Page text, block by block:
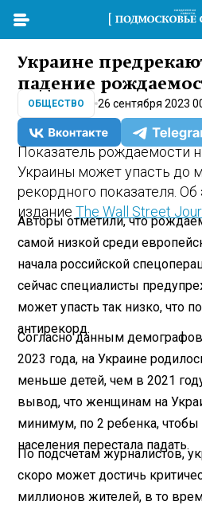
Украине
падение
ОБЩЕСТВО 26 сентября 2023
Показатель рождаемости
Украины может упасть до
рекордного показателя.
изданиеThe Wall Street
Авторы отметили, что
самой низкой среди
начала российской
сейчас специалисты
может упасть так низко, что
антирекорд.
Согласно данным
2023 года, на Украине
меньше детей, чем в 2021
вывод, что женщинам на
минимум, по 2 ребенка, чтобы
населения перестала падать.
По подсчетам журналистов,
скоро может достичь
миллионов жителей, в то